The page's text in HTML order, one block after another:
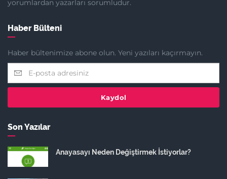
yorumlardan yazarları sorumludur.
Haber Bülteni
Haber bültenimize abone olun. Yeni yazıları kaçırmayın.
Kaydol
Son Yazılar
Anayasayı Neden Değiştirmek İstiyorlar?